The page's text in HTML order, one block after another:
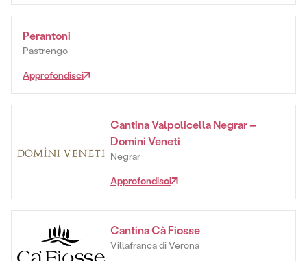
Perantoni
Pastrengo
Approfondisci
Cantina Valpolicella Negrar –
Domini Veneti
Negrar
Approfondisci
Cantina Cà Fiosse
Villafranca di Verona